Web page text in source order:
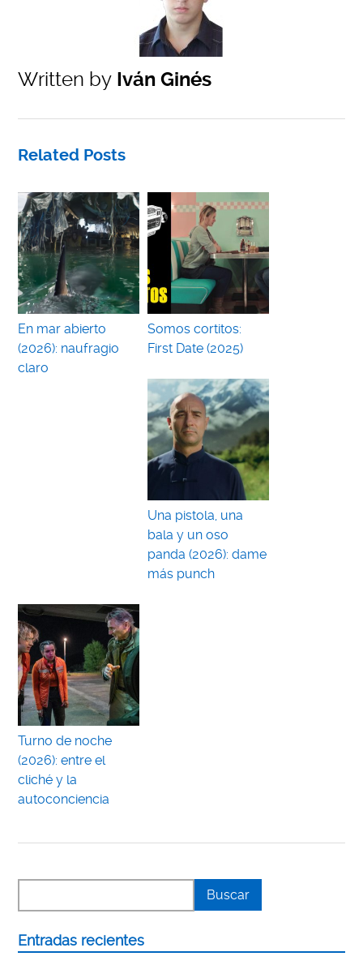
Written by Iván Ginés
Related Posts
En mar abierto
(2026): naufragio
claro
Somos cortitos:
First Date (2025)
Una pistola, una
bala y un oso
panda (2026): dame
más punch
Turno de noche
(2026): entre el
cliché y la
autoconciencia
Entradas recientes